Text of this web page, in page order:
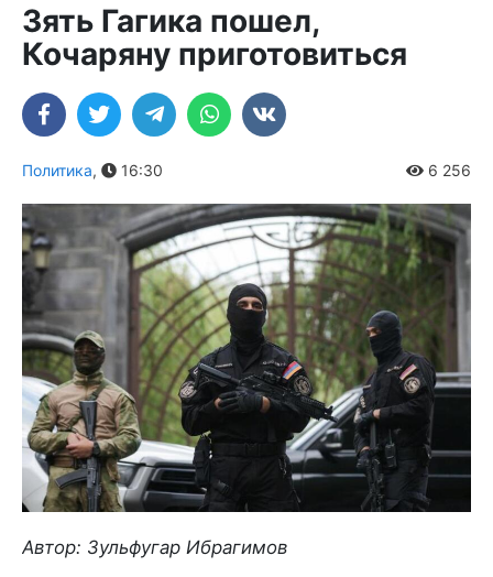
Зять Гагика пошел,
Кочаряну приготовиться
Политика, 16:30 6 256
Автор: Зульфугар Ибрагимов